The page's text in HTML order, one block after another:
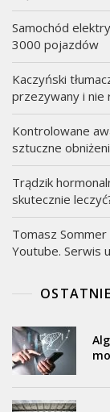
Samochód
3000 pojazdów
Kaczyński
przezywany i nie
Kontrolowane
sztuczne
Trądzik
skutecznie
Tomasz
Youtube. Serwis
OSTATNIE